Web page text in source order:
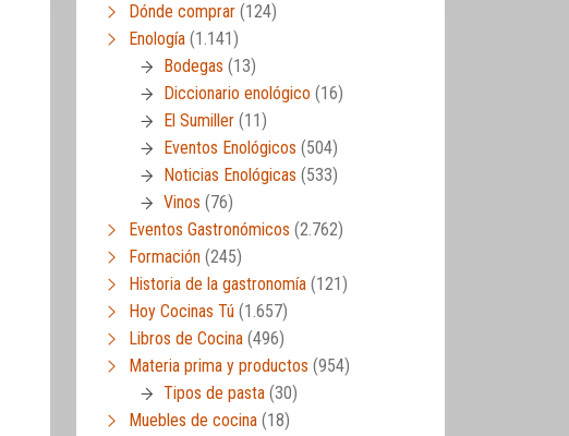
Dónde comprar (124)
Enología (1.141)
Bodegas (13)
Diccionario enológico (16)
El Sumiller (11)
Eventos Enológicos (504)
Noticias Enológicas (533)
Vinos (76)
Eventos Gastronómicos (2.762)
Formación (245)
Historia de la gastronomía (121)
Hoy Cocinas Tú (1.657)
Libros de Cocina (496)
Materia prima y productos (954)
Tipos de pasta (30)
Muebles de cocina (18)